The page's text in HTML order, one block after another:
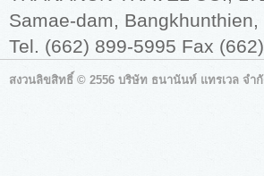
Samae-dam,
Tel. (662) 899-5995 Fax
สงวนลิขสิทธิ์ © 2556 บริษัท ธนานันท์ แทรเวล จำ